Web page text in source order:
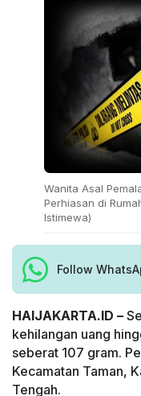
Wanita Asal
Perhiasan di
Istimewa)
Follow
HAIJAKARTA.ID –
kehilangan uang
seberat 107 gram.
Kecamatan Taman,
Tengah.